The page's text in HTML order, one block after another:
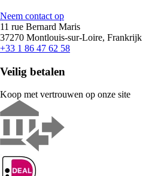
Neem contact op
11 rue Bernard Maris
37270 Montlouis-sur-Loire, Frankrijk
+33 1 86 47 62 58
Veilig betalen
Koop met vertrouwen op onze site